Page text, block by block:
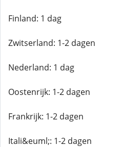
Finland: 1 dag
Zwitserland: 1-2 dagen
Nederland: 1 dag
Oostenrijk: 1-2 dagen
Frankrijk: 1-2 dagen
Itali&euml;: 1-2 dagen